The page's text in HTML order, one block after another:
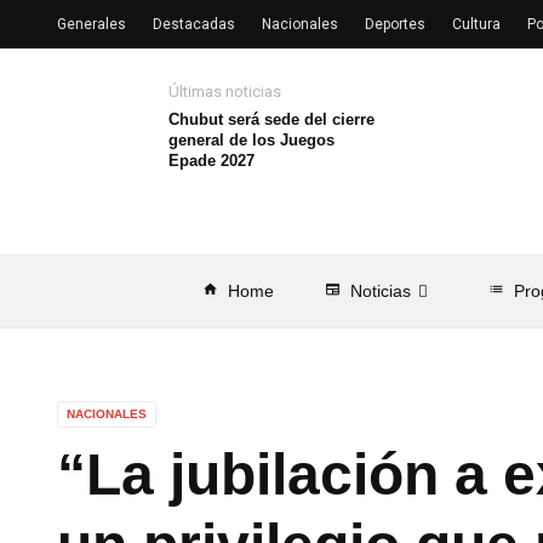
home Home newspaper Noticias list
Últimas noticias
Chubut será sede del cierre
general de los Juegos
Epade 2027
Generales Destacadas Nacionales Deportes Cultura
NACIONALES
“La jubilación a